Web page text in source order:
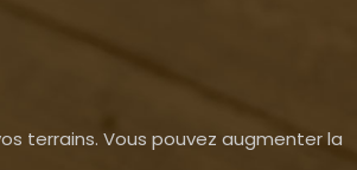
terrains. Vous pouvez augmenter la